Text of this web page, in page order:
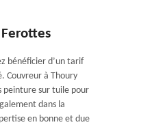
bénéficier d’un tarif
Couvreur à Thoury
peinture sur tuile pour
dans la
en bonne et due